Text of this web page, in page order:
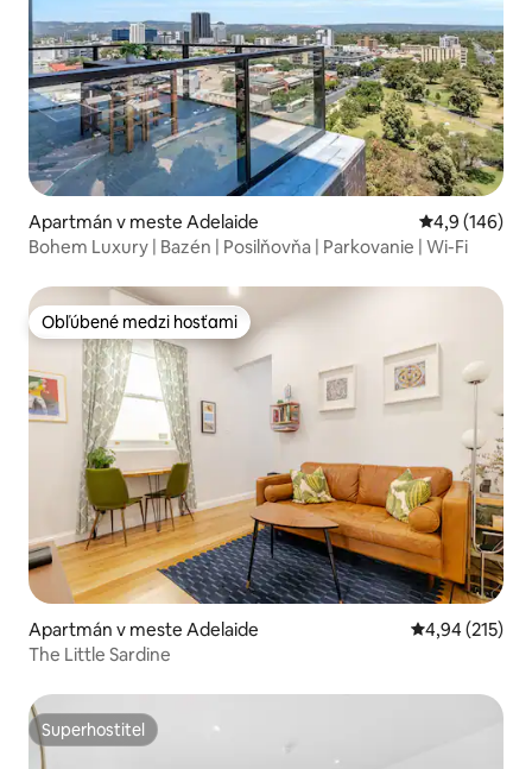
Apartmán v meste Adelaide Priemerné
4,9 (146)
Bohem Luxury | Bazén | Posilňovňa | Parkovanie | Wi-Fi
Obľúbené medzi hosťami
Obľúbené medzi hosťami
Apartmán v meste Adelaide Priemerné
4,94 (215)
The Little Sardine
Superhostiteľ
Superhostiteľ